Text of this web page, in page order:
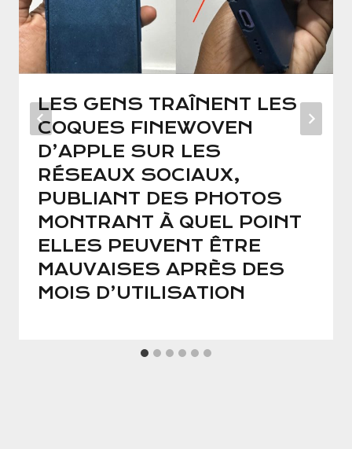
LES GENS TRAÎNENT LES
COQUES FINEWOVEN
D’APPLE SUR LES
RÉSEAUX SOCIAUX,
PUBLIANT DES PHOTOS
MONTRANT À QUEL POINT
ELLES PEUVENT ÊTRE
MAUVAISES APRÈS DES
MOIS D’UTILISATION